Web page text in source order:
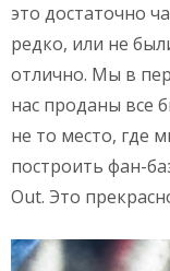
это достаточно
редко, или не
отлично. Мы в
нас проданы все
не то место, где
построить фан-
Out. Это